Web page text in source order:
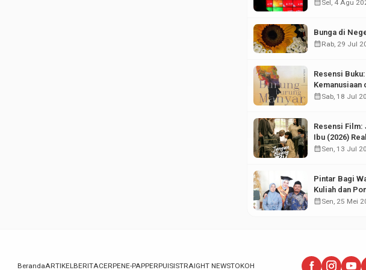
calendar_month Sel, 4 Agu
Bunga di
calendar_monthRab, 29 Jul
Resensi
Kemanusiaan
Puing Sejarah
calendar_monthSab, 18 Jul
Resensi Film:
Ibu (2026)
Balik
calendar_monthSen, 13 Jul
Pintar Bagi
Kuliah dan
Aisyah Sabet
calendar_monthSen, 25 Mei
BerandaARTIKELBERITACERPENE-PAPPERPUISISTRAIGHT NEWSTOKOH